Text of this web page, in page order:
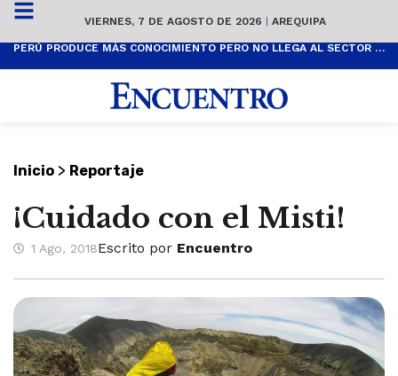
VIERNES, 7 DE AGOSTO DE 2026 | AREQUIPA
PERÚ PRODUCE MÁS CONOCIMIENTO PERO NO LLEGA AL SECTOR PRODUCTIVO
Inicio > Reportaje
¡Cuidado con el Misti!
1 Ago, 2018Escrito por Encuentro